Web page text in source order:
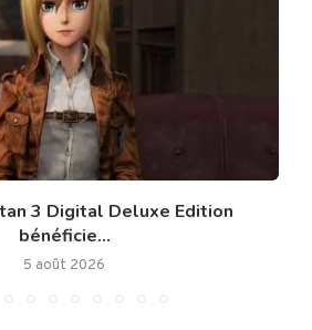
3 Digital Deluxe Edition
bénéficie...
5 août 2026